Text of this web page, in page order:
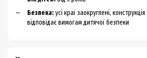
Безпека:усі краї заокруглені, конструкція
відповідає вимогам дитячої безпеки